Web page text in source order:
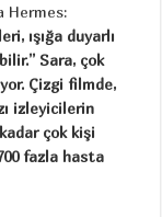
Hermes:
ışığa duyarlı
Sara, çok
Çizgi filmde,
izleyicilerin
çok kişi
fazla hasta